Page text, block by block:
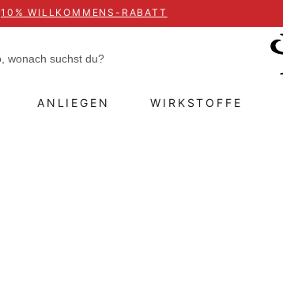
10% WILLKOMMENS-RABATT
ANLIEGEN WIRKSTOFFE